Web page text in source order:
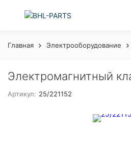
Главная Электрооборудование
Электромагнитный
Артикул: 25/221152